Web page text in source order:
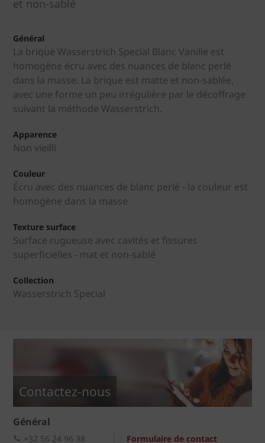
et non-sablé
Général
La brique Wasserstrich Special Blanc Vanille est
homogène écru avec des nuances de blanc perlé
dans la masse. La brique est matte et non-sablée,
avec une forme un peu irrégulière par le décoffrage
suivant la méthode Wasserstrich.
Apparence
Non vieilli
Couleur
Écru avec des nuances de blanc perlé - la couleur est
homogène dans la masse
Texture surface
Surface rugueuse avec cavités et fissures
superficielles - mat et non-sablé
Collection
Wasserstrich Special
Contactez-nous
Général
Formulaire de contact
+32 56 24 96 38